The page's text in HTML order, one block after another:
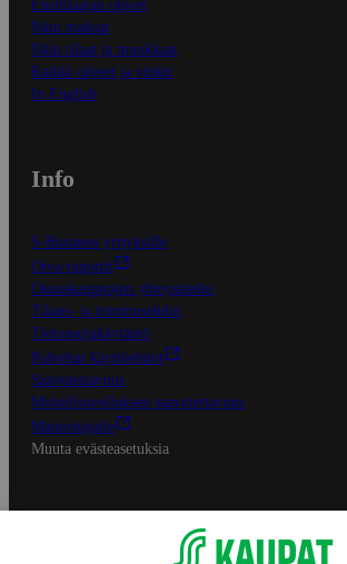
Ensitilaajan ohjeet
Näin maksat
Näin tilaat ja muokkaat
Kaikki ohjeet ja vinkit
In English
Info
S-Business yrityksille
Oiva-raportit
Osuuskauppojen yhteystiedot
Tilaus- ja toimitusehdot
Tietosuojakäytäntö
Palvelun käyttöehdot
Saavutettavuus
Mobiilisovelluksen saavutettavuus
Mainostajalle
Muuta evästeasetuksia
S-ryhmän palvelut